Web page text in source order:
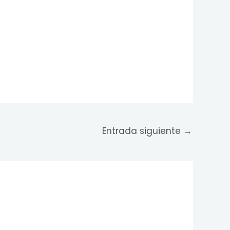
Entrada siguiente →